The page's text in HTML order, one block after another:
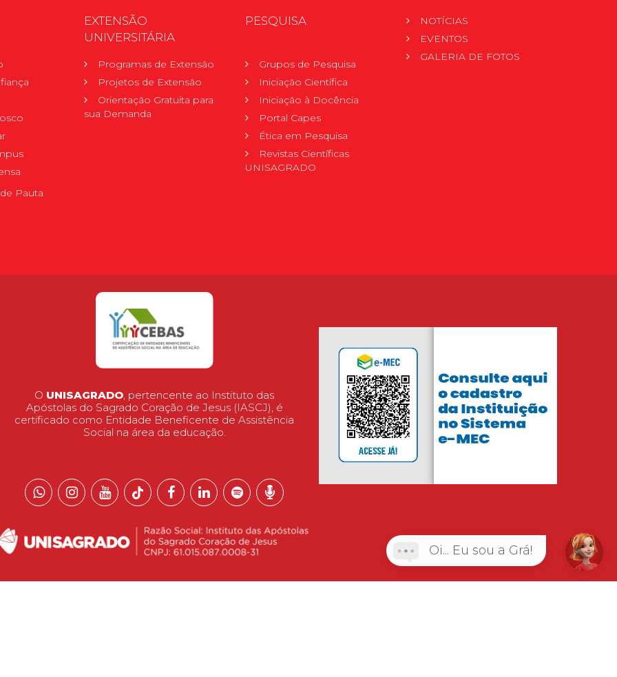
Pauta
EXTENSÃO
UNIVERSITÁRIA
Programas de Extensão
Projetos de Extensão
Orientação Gratuita para
sua Demanda
PESQUISA
Grupos de Pesquisa
Iniciação Científica
Iniciação à Docência
Portal Capes
Ética em Pesquisa
Revistas Científicas
UNISAGRADO
NOTÍCIAS
EVENTOS
GALERIA DE FOTOS
O UNISAGRADO, pertencente ao Instituto das
Apóstolas do Sagrado Coração de Jesus (IASCJ), é
certificado como Entidade Beneficente de Assistência
Social na área da educação.
Oi... Eu sou a Grá!